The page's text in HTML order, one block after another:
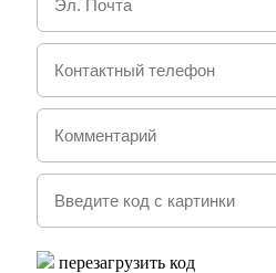
перезагрузить код